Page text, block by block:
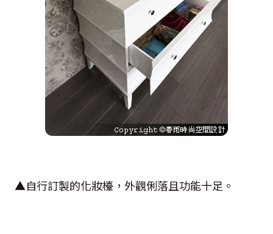
▲自行訂製的化妝檯，外觀俐落且功能十足。